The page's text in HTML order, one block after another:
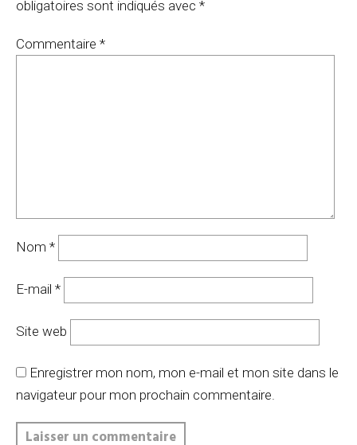
obligatoires sont indiqués avec *
Commentaire *
Nom *
E-mail *
Site web
Enregistrer mon nom, mon e-mail et mon site dans le
navigateur pour mon prochain commentaire.